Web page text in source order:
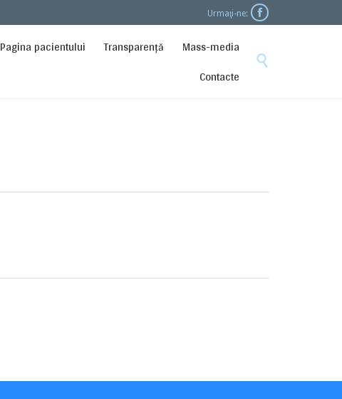
Urmaţi-ne: 
to
content
Pagina pacientului Transparență
Mass-media
Contacte
